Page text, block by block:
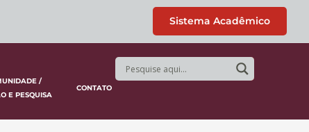
Sistema Acadêmico
/
E PESQUISA
CONTATO